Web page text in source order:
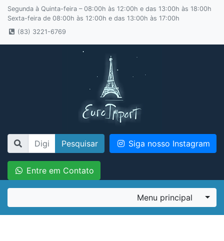
Segunda à Quinta-feira – 08:00h às 12:00h e das 13:00h às 18:00h
Sexta-feira de 08:00h às 12:00h e das 13:00h às 17:00h
(83) 3221-6769
Pesquisar Siga nosso Instagram
Entre em Contato
Menu principal